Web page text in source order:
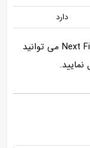
دارد
ال جی Next Fighting 9000 می توانید